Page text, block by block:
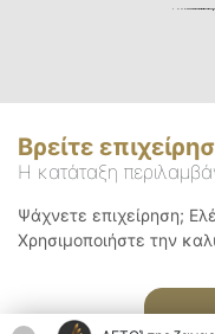
Βρείτε
Η κατάταξη
Ψάχνετε επιχείρηση;
Χρησιμοποιήστε την